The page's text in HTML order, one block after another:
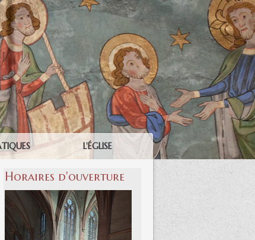
L'ÉGLISE
Horaires d'ouverture